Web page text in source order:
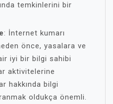
temkinlerini bir
: İnternet kumarı
önce, yasalara ve
iyi bir bilgi sahibi
aktivitelerine
hakkında bilgi
oldukça önemli.